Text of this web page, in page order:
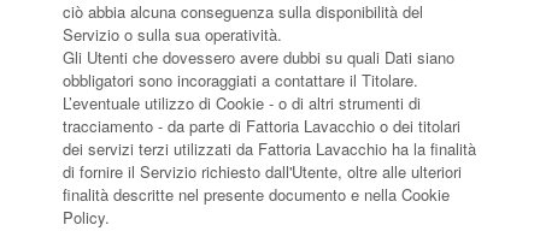
ciò abbia alcuna conseguenza sulla disponibilità del
Servizio o sulla sua operatività.
Gli Utenti che dovessero avere dubbi su quali Dati siano
obbligatori sono incoraggiati a contattare il Titolare.
L’eventuale utilizzo di Cookie - o di altri strumenti di
tracciamento - da parte di Fattoria Lavacchio o dei titolari
dei servizi terzi utilizzati da Fattoria Lavacchio ha la finalità
di fornire il Servizio richiesto dall'Utente, oltre alle ulteriori
finalità descritte nel presente documento e nella Cookie
Policy.